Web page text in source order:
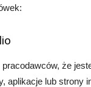
że
aplikacje lub strony